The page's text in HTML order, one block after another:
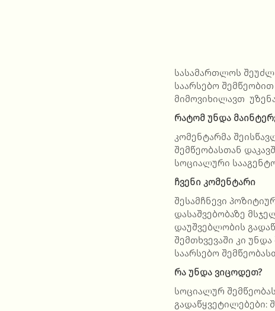
სასამართლოს
საარსებო
მიმოვიხილავთ
რატომ უნდა
კომენტარმა
შემწეობასთან
სოციალური
ჩვენი კომენტარი
შესამჩნევი
დასაშვებობაზე
დაუშვებლობის
შემთხვევაში კი
საარსებო
რა უნდა ვიცოდეთ?
სოციალურ
გადაწყვეტილებები: